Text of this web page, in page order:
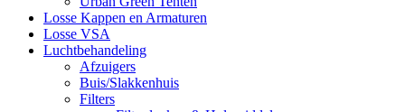
Losse Kappen en Armaturen
Losse VSA
Luchtbehandeling
Afzuigers
Buis/Slakkenhuis
Filters